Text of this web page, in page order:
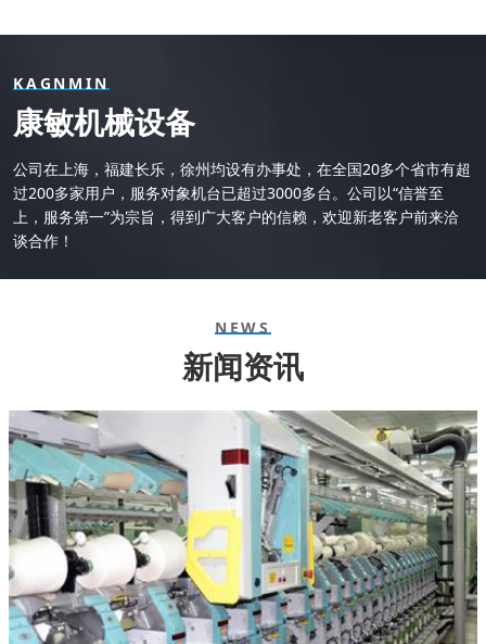
KAGNMIN
康敏机械设备
公司在上海，福建长乐，徐州均设有办事处，在全国20多个省市有超
过200多家用户，服务对象机台已超过3000多台。公司以“信誉至
上，服务第一”为宗旨，得到广大客户的信赖，欢迎新老客户前来洽
谈合作！
NEWS
新闻资讯